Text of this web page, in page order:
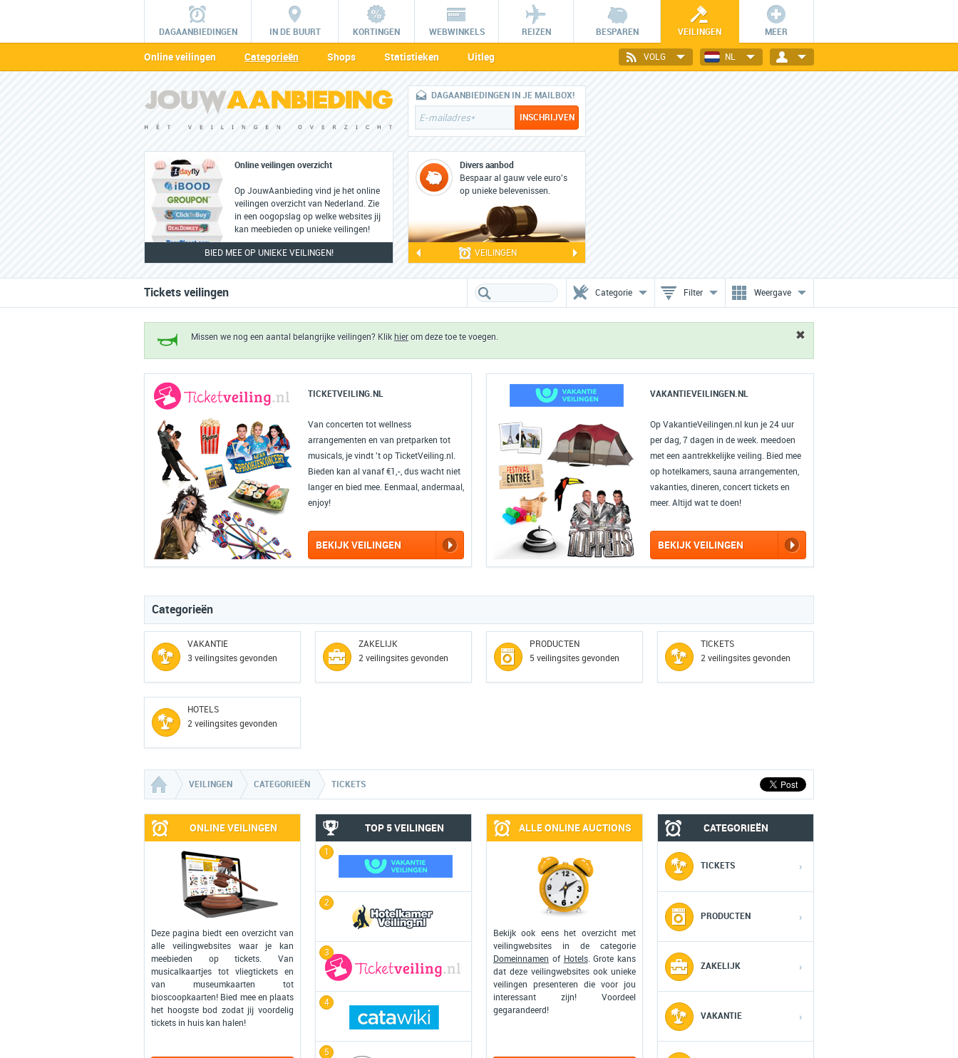
DAGAANBIEDINGEN IN DE BUURT KORTINGEN WEBWINKELS REIZEN BESPAREN VEILINGEN MEER
Online veilingen Categorieën Shops Statistieken Uitleg NL
VOLG
Online veilingen overzicht
Op JouwAanbieding vind je hét online
veilingen overzicht van Nederland. Zie
in een oogopslag op welke websites jij
kan meebieden op unieke veilingen!
BIED MEE OP UNIEKE VEILINGEN!
DAGAANBIEDINGEN IN JE MAILBOX!
Divers aanbod
Bespaar al gauw vele euro's
op unieke belevenissen.
VEILINGEN
Tickets veilingen Categorie Filter Weergave
Missen we nog een aantal belangrijke veilingen? Klik hierom deze toe te voegen.
TICKETVEILING.NL
Van concerten tot wellness
arrangementen en van pretparken tot
musicals, je vindt 't op TicketVeiling.nl.
Bieden kan al vanaf €1,-, dus wacht niet
langer en bied mee. Eenmaal, andermaal,
enjoy!
BEKIJK VEILINGEN
VAKANTIEVEILINGEN.NL
Op VakantieVeilingen.nl kun je 24 uur
per dag, 7 dagen in de week. meedoen
met een aantrekkelijke veiling. Bied mee
op hotelkamers, sauna arrangementen,
vakanties, dineren, concert tickets en
meer. Altijd wat te doen!
BEKIJK VEILINGEN
Categorieën
VAKANTIE
3 veilingsites gevonden
ZAKELIJK
2 veilingsites gevonden
PRODUCTEN
5 veilingsites gevonden
TICKETS
2 veilingsites gevonden
HOTELS
2 veilingsites gevonden
VEILINGEN CATEGORIEËN TICKETS
ONLINE VEILINGEN
Deze pagina biedt een overzicht van
alle veilingwebsites waar je kan
meebieden op tickets. Van
musicalkaartjes tot vliegtickets en
van museumkaarten tot
bioscoopkaarten! Bied mee en plaats
het hoogste bod zodat jij voordelig
tickets in huis kan halen!
TOP 5 VEILINGEN
1
2
3
4
5
ALLE ONLINE AUCTIONS
Bekijk ook eens het overzicht met
veilingwebsites in de categorie
Domeinnamen of Hotels. Grote kans
dat deze veilingwebsites ook unieke
veilingen presenteren die voor jou
interessant zijn! Voordeel
gegarandeerd!
CATEGORIEËN
TICKETS ›
PRODUCTEN ›
ZAKELIJK ›
VAKANTIE ›